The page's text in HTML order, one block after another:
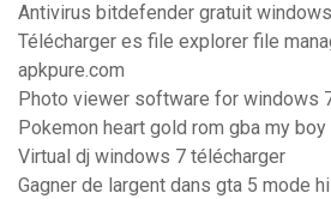
Antivirus bitdefender gratuit
Télécharger es file explorer file
apkpure.com
Photo viewer software for windows
Pokemon heart gold rom gba my boy
Virtual dj windows 7 télécharger
Gagner de largent dans gta 5 mode